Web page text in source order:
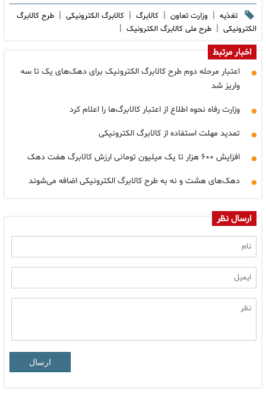
تغذیه | وزارت تعاون | کالابرگ | کالابرگ الکترونیکی | طرح کالابرگ
الکترونیکی | طرح ملی کالابرگ الکترونیک |
اخبار مرتبط
اعتبار مرحله دوم طرح کالابرگ الکترونیک برای دهک‌های یک تا سه
واریز شد
وزارت رفاه نحوه اطلاع از اعتبار کالابرگ‌ها را اعلام کرد
تمدید مهلت استفاده از کالابرگ الکترونیکی
افزایش ۶۰۰ هزار تا یک میلیون تومانی ارزش کالابرگ هفت دهک
دهک‌های هشت و نه به طرح کالابرگ الکترونیکی اضافه می‌شوند
ارسال نظر
ارسال